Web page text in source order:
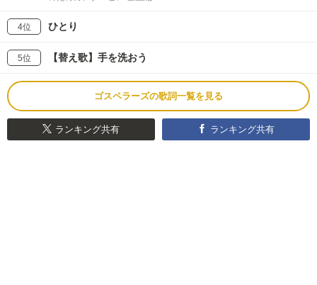
4位 ひとり
5位 【替え歌】手を洗おう
ゴスペラーズの歌詞一覧を見る
ランキング共有 ランキング共有